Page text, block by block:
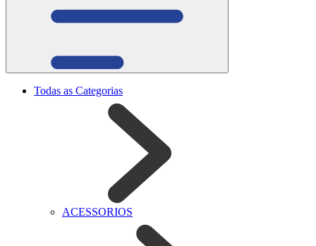
Todas as Categorias
ACESSORIOS